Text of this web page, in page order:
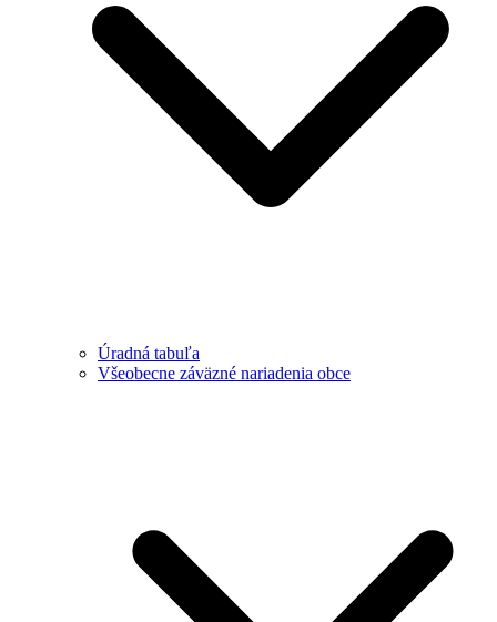
Úradná tabuľa
Všeobecne záväzné nariadenia obce